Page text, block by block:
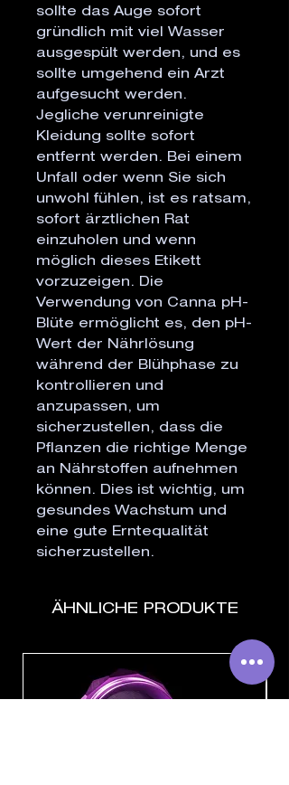
sollte das Auge sofort
gründlich mit viel Wasser
ausgespült werden, und es
sollte umgehend ein Arzt
aufgesucht werden.
Jegliche verunreinigte
Kleidung sollte sofort
entfernt werden. Bei einem
Unfall oder wenn Sie sich
unwohl fühlen, ist es ratsam,
sofort ärztlichen Rat
einzuholen und wenn
möglich dieses Etikett
vorzuzeigen. Die
Verwendung von Canna pH-
Blüte ermöglicht es, den pH-
Wert der Nährlösung
während der Blühphase zu
kontrollieren und
anzupassen, um
sicherzustellen, dass die
Pflanzen die richtige Menge
an Nährstoffen aufnehmen
können. Dies ist wichtig, um
gesundes Wachstum und
eine gute Erntequalität
sicherzustellen.
ÄHNLICHE PRODUKTE